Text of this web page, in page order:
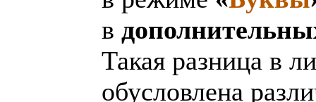
в
Такая разница в
обусловлена